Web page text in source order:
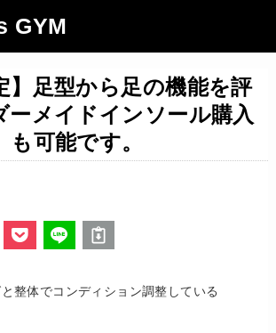
GYM
】足型から足の機能を評
ーメイドインソール購入
も可能です。
整体でコンディション調整している